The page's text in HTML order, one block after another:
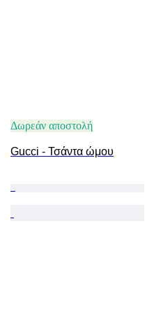
Δωρεάν αποστολή
Gucci - Τσάντα ώμου